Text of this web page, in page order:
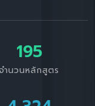
195
จำนวนหลักสูตร